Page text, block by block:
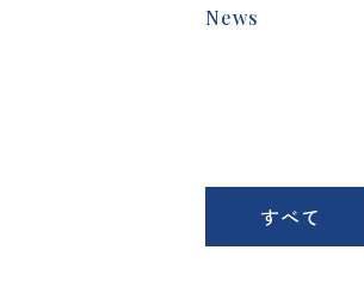
News
すべて